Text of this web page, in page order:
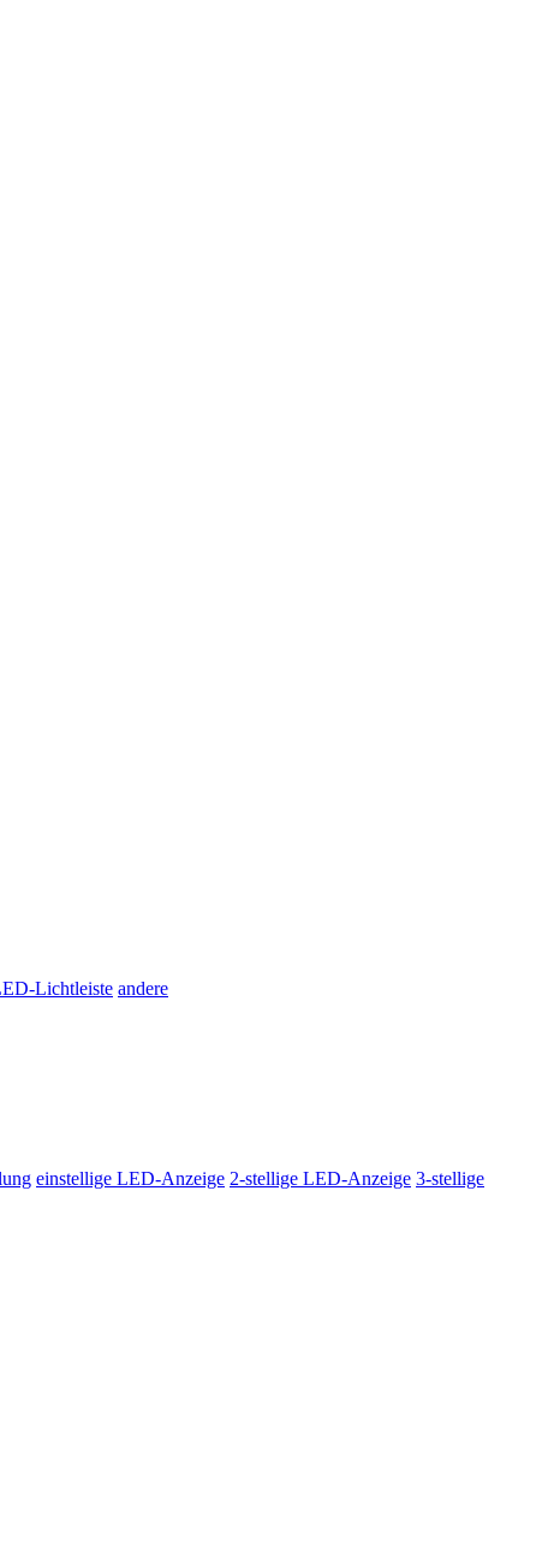
Lichtleiste andere
einstellige LED-Anzeige 2-stellige LED-Anzeige 3-stellige